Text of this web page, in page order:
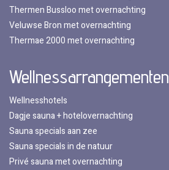
Thermen Bussloo met overnachting
Veluwse Bron met overnachting
Thermae 2000 met overnachting
Wellnessarrangementen
Wellnesshotels
Dagje sauna + hotelovernachting
Sauna specials aan zee
Sauna specials in de natuur
Privé sauna met overnachting